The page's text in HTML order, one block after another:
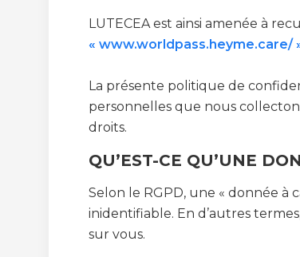
LUTECEA est ainsi amenée à
« www.worldpass.heyme.care/
La présente politique de
personnelles que nous
droits.
QU’EST-CE QU’UNE
Selon le RGPD, une « donnée
inidentifiable. En d’autres
sur vous.